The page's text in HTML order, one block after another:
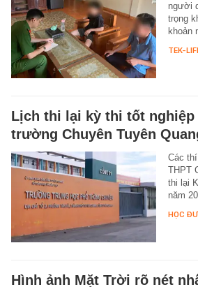
người
trọng
khoản
TEK-
Lịch thi lại kỳ thi tốt nghiệp
trường Chuyên Tuyên
Các
THPT
thi lại
năm
HỌC
Hình ảnh Mặt Trời rõ nét